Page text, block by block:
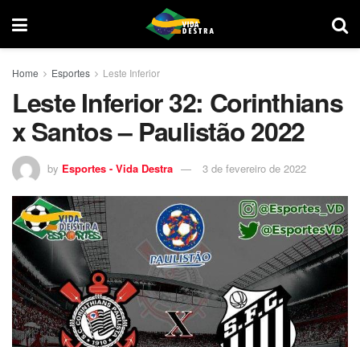
Home Esportes Leste Inferior
Leste Inferior 32: Corinthians
x Santos – Paulistão 2022
by Esportes - Vida Destra 3 de fevereiro de 2022